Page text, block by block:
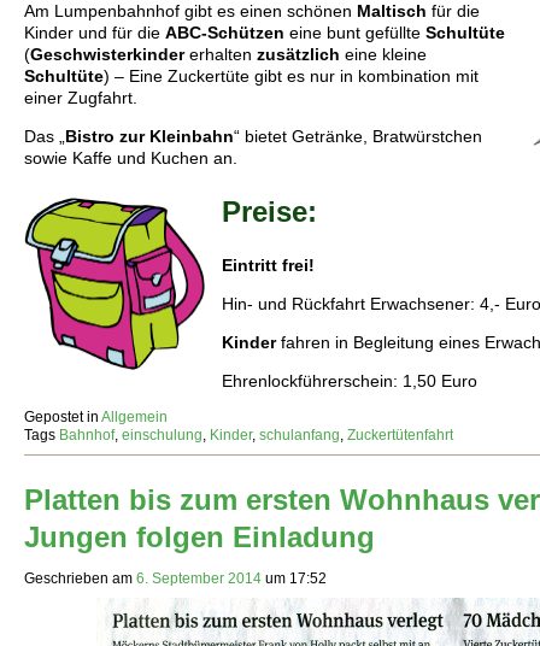
Am Lumpenbahnhof gibt es einen schönen Maltisch für die
Kinder und für die ABC-Schützen eine bunt gefüllte Schultüte
(Geschwisterkindererhalten zusätzlich eine kleine
Schultüte) – Eine Zuckertüte gibt es nur in kombination mit
einer Zugfahrt.
Das „Bistro zur Kleinbahn“ bietet Getränke, Bratwürstchen
sowie Kaffe und Kuchen an.
Preise:
Eintritt frei!
Hin- und Rückfahrt Erwachsener: 4,- Euro
Kinderfahren in Begleitung eines
Ehrenlockführerschein: 1,50 Euro
Gepostet in Allgemein
Tags Bahnhof, einschulung, Kinder, schulanfang, Zuckertütenfahrt
Platten bis zum ersten Wohnhaus
Jungen folgen Einladung
Geschrieben am 6. September 2014 um 17:52